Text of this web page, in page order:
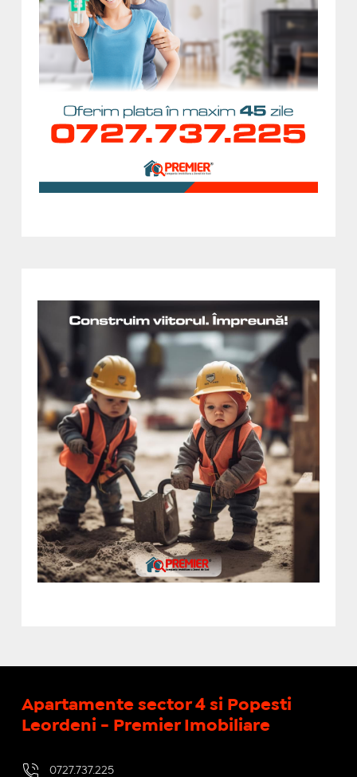
Apartamente sector 4 si Popesti
Leordeni - Premier Imobiliare
0727.737.225